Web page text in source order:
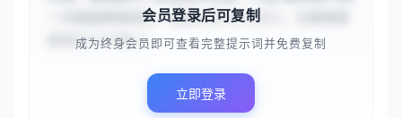
一代智能降噪耳机，续航长达30小时}}，文案情感
基调为{{兴奋}}，...
会员登录后可复制
成为终身会员即可查看完整提示词并免费复制
立即登录